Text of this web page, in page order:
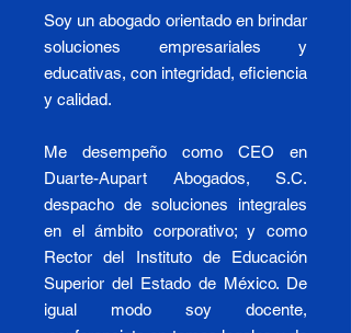
Soy un abogado orientado en brindar
soluciones empresariales y
educativas, con integridad, eficiencia
y calidad.
Me desempeño como CEO en
Duarte-Aupart Abogados, S.C.
despacho de soluciones integrales
en el ámbito corporativo; y como
Rector del Instituto de Educación
Superior del Estado de México. De
igual modo soy docente,